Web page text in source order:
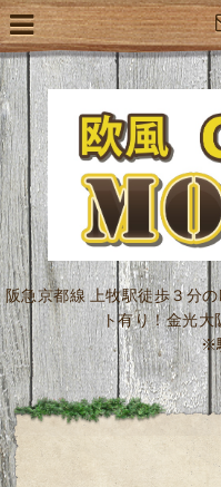
阪急京都線 上牧駅徒歩３分
ト有り！金光大
※